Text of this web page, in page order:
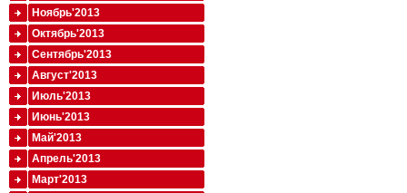
Ноябрь'2013
Октябрь'2013
Сентябрь'2013
Август'2013
Июль'2013
Июнь'2013
Май'2013
Апрель'2013
Март'2013